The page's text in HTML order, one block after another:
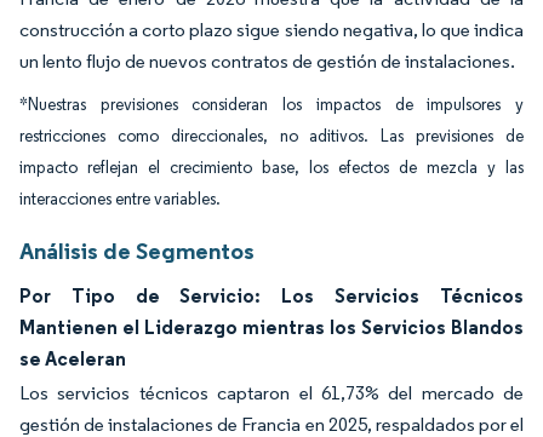
construcción a corto plazo sigue siendo negativa, lo que indica
un lento flujo de nuevos contratos de gestión de instalaciones.
*Nuestras previsiones consideran los impactos de impulsores y
restricciones como direccionales, no aditivos. Las previsiones de
impacto reflejan el crecimiento base, los efectos de mezcla y las
interacciones entre variables.
Análisis de Segmentos
Por Tipo de Servicio: Los Servicios Técnicos
Mantienen el Liderazgo mientras los Servicios Blandos
se Aceleran
Los servicios técnicos captaron el 61,73% del mercado de
gestión de instalaciones de Francia en 2025, respaldados por el